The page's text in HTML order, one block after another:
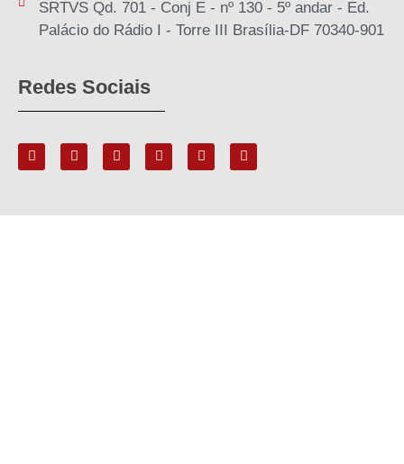
SRTVS Qd. 701 - Conj E - nº 130 - 5º andar - Ed.
Palácio do Rádio I - Torre III Brasília-DF 70340-901
Redes Sociais